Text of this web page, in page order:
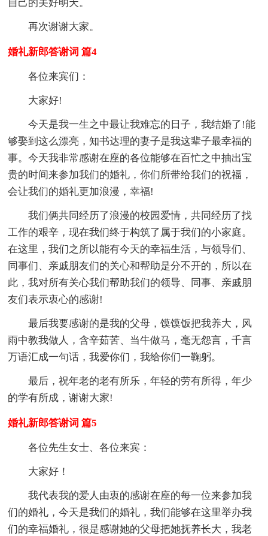
自己的美好明天。
再次谢谢大家。
婚礼新郎答谢词 篇4
各位来宾们：
大家好!
今天是我一生之中最让我难忘的日子，我结婚了!能
够娶到这么漂亮，知书达理的妻子是我这辈子最幸福的
事。今天我非常感谢在座的各位能够在百忙之中抽出宝
贵的时间来参加我们的婚礼，你们所带给我们的祝福，
会让我们的婚礼更加浪漫，幸福!
我们俩共同经历了浪漫的校园爱情，共同经历了找
工作的艰辛，现在我们终于构筑了属于我们的小家庭。
在这里，我们之所以能有今天的幸福生活，与领导们、
同事们、亲戚朋友们的关心和帮助是分不开的，所以在
此，我对所有关心我们帮助我们的领导、同事、亲戚朋
友们表示衷心的感谢!
最后我要感谢的是我的父母，馍馍饭把我养大，风
雨中教我做人，含辛茹苦、当牛做马，毫无怨言，千言
万语汇成一句话，我爱你们，我给你们一鞠躬。
最后，祝年老的老有所乐，年轻的劳有所得，年少
的学有所成，谢谢大家!
婚礼新郎答谢词 篇5
各位先生女士、各位来宾：
大家好！
我代表我的爱人由衷的感谢在座的每一位来参加我
们的婚礼，今天是我们的婚礼，我们能够在这里举办我
们的幸福婚礼，很是感谢她的父母把她抚养长大，我老